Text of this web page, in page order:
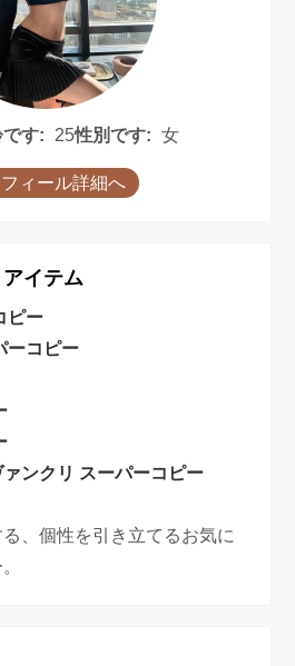
す: 25性別です: 女
ィール詳細へ
イテム
ピー
ーコピー
ァンクリ スーパーコピー
、個性を引き立てるお気に